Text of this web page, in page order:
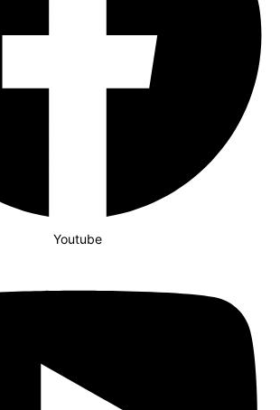
Youtube